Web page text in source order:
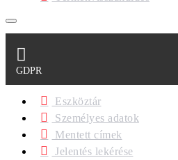
GDPR
Eszköztár
Személyes adatok
Mentett címek
Jelentés lekérése